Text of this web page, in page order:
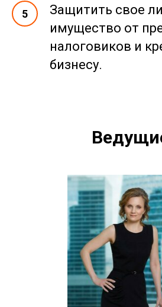
Защитить свое
имущество от
налоговиков и
бизнесу.